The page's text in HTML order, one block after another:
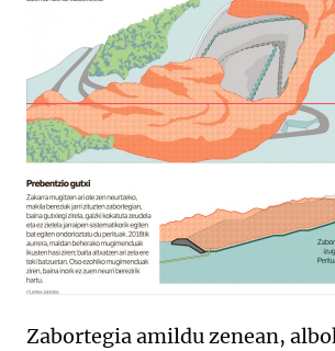
Zabortegia amildu zenean,